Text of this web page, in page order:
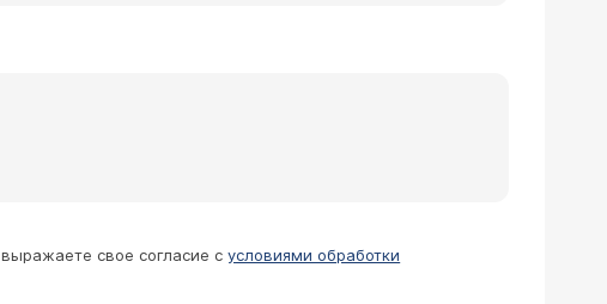
свое согласие сусловиями обработки